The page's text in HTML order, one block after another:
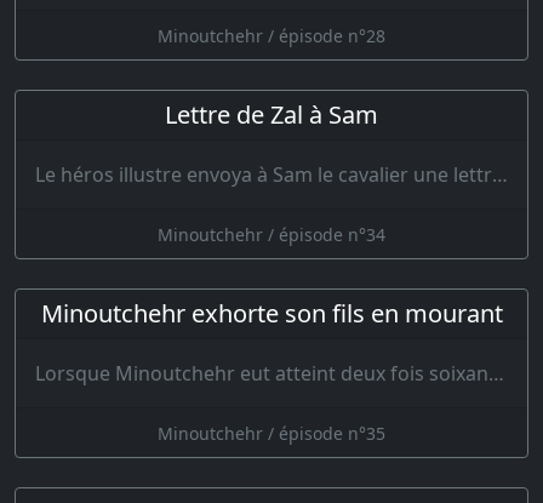
Minoutchehr / épisode n°28
Lettre de Zal à Sam
Le héros illustre envoya à Sam le cavalier une lettre portant cette bonne nouvelle où il contait de…
Minoutchehr / épisode n°34
Minoutchehr exhorte son fils en mourant
Lorsque Minoutchehr eut atteint deux fois soixante ans, il se prépara à quitter…
Minoutchehr / épisode n°35